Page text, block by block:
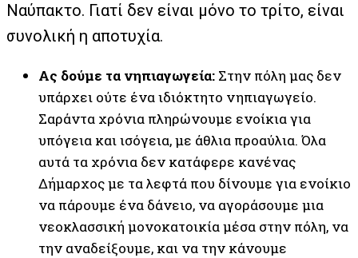
Ναύπακτο. Γιατί δεν είναι μόνο το τρίτο, είναι
συνολική η αποτυχία.
Ας δούμε τα νηπιαγωγεία: Στην πόλη μας δεν
υπάρχει ούτε ένα ιδιόκτητο νηπιαγωγείο.
Σαράντα χρόνια πληρώνουμε ενοίκια για
υπόγεια και ισόγεια, με άθλια προαύλια. Όλα
αυτά τα χρόνια δεν κατάφερε κανένας
Δήμαρχος με τα λεφτά που δίνουμε για ενοίκιο
να πάρουμε ένα δάνειο, να αγοράσουμε μια
νεοκλασσική μονοκατοικία μέσα στην πόλη, να
την αναδείξουμε, και να την κάνουμε